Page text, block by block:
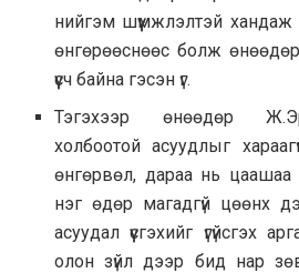
нийгэм шүүмжлэлтэй хандаж
өнгөрөөснөөс болж
үүсч байна гэсэн үг.
Тэгэхээр өнөөдөр
холбоотой асуудлыг
өнгөрвөл, дараа нь
нэг өдөр магадгүй цөөнх
асуудал үүсгэхийг үгүйсгэх
олон зүйл дээр бид нар